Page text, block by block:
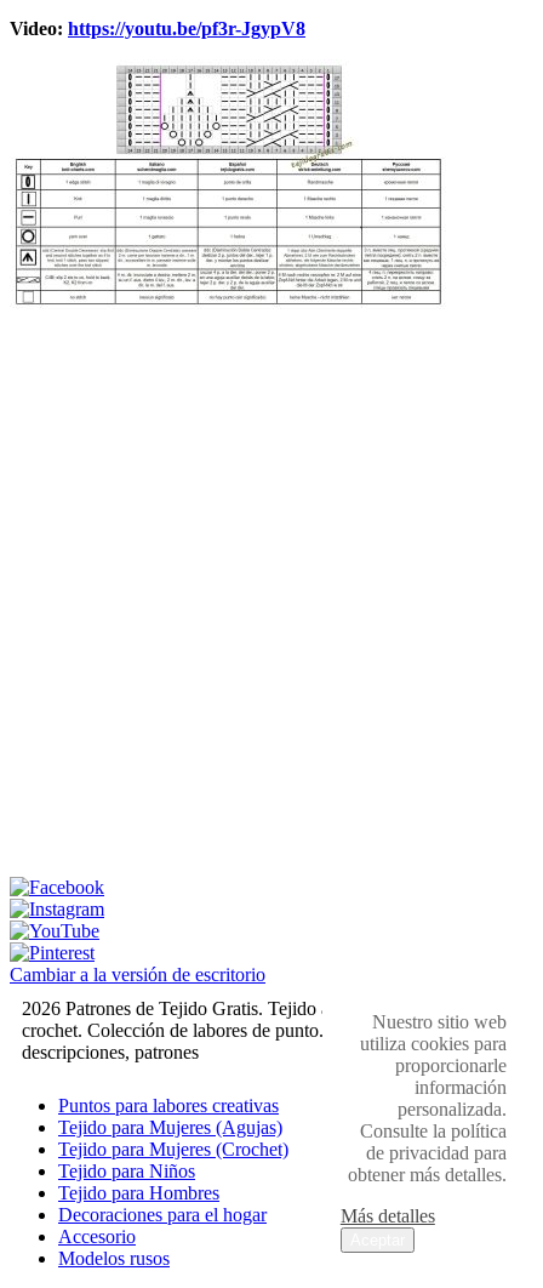
Video: https://youtu.be/pf3r-JgypV8
Cambiar a la versión de escritorio
2026 Patrones de Tejido Gratis. Tejido a dos agujas y
crochet. Colección de labores de punto. Muestras,
descripciones, patrones
Puntos para labores creativas
Tejido para Mujeres (Agujas)
Tejido para Mujeres (Crochet)
Tejido para Niños
Tejido para Hombres
Decoraciones para el hogar
Accesorio
Modelos rusos
Nuestro sitio web
utiliza cookies para
proporcionarle
información
personalizada.
Consulte la política
de privacidad para
obtener más detalles.
Más detalles